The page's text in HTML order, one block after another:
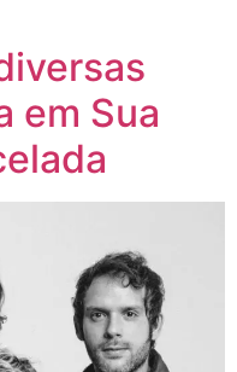
em Sua